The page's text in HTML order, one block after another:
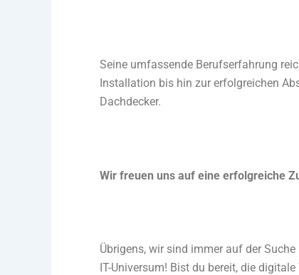
Seine umfassende Berufserfahrung
Installation bis hin zur erfolgreichen
Dachdecker.
Wir freuen uns auf eine erfolgreiche
Übrigens, wir sind immer auf der
IT-Universum! Bist du bereit, die